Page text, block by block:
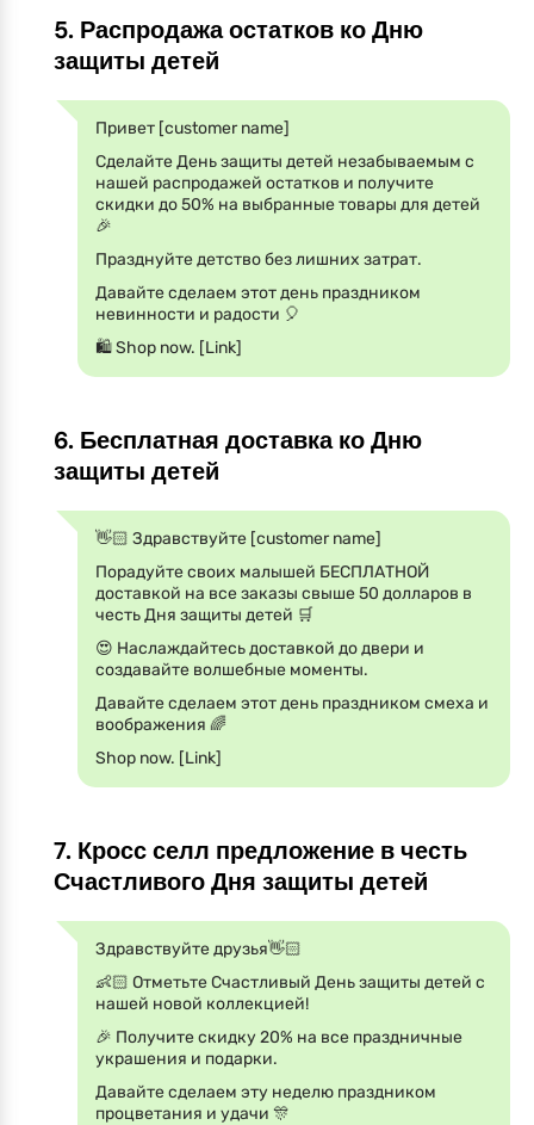
5. Распродажа остатков ко Дню
защиты детей
Привет [customer name]
Сделайте День защиты детей незабываемым с
нашей распродажей остатков и получите
скидки до 50% на выбранные товары для детей
🎉
Празднуйте детство без лишних затрат.
Давайте сделаем этот день праздником
невинности и радости 🎈
🛍 Shop now. [Link]
6. Бесплатная доставка ко Дню
защиты детей
👋🏻 Здравствуйте [customer name]
Порадуйте своих малышей БЕСПЛАТНОЙ
доставкой на все заказы свыше 50 долларов в
честь Дня защиты детей 🛒
😍 Наслаждайтесь доставкой до двери и
создавайте волшебные моменты.
Давайте сделаем этот день праздником смеха и
воображения 🌈
Shop now. [Link]
7. Кросс селл предложение в честь
Счастливого Дня защиты детей
Здравствуйте друзья👋🏻
👶🏻 Отметьте Счастливый День защиты детей с
нашей новой коллекцией!
🎉 Получите скидку 20% на все праздничные
украшения и подарки.
Давайте сделаем эту неделю праздником
процветания и удачи 🎊